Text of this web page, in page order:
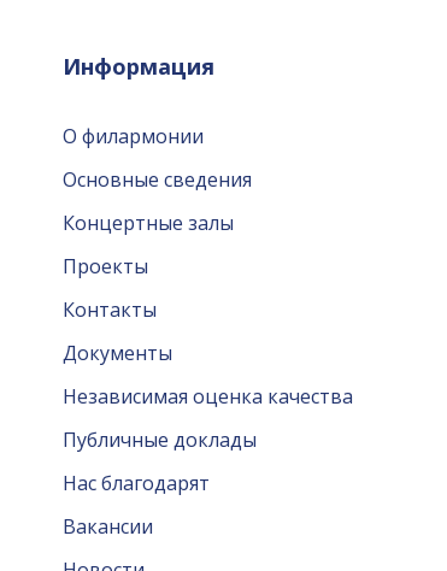
Информация
О филармонии
Основные сведения
Концертные залы
Проекты
Контакты
Документы
Независимая оценка качества
Публичные доклады
Нас благодарят
Вакансии